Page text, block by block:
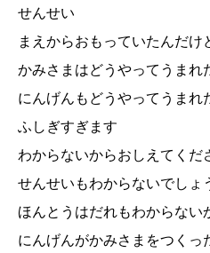
せんせい
まえからおもっていたんだけ
かみさまはどうやってうまれ
にんげんもどうやってうまれ
ふしぎすぎます
わからないからおしえてくだ
せんせいもわからないでしょ
ほんとうはだれもわからない
にんげんがかみさまをつくっ